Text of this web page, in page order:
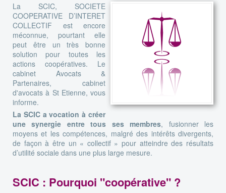
La SCIC, SOCIETE
COOPERATIVE D’INTERET
COLLECTIF est encore
méconnue, pourtant elle
peut être un très bonne
solution pour toutes les
actions coopératives. Le
cabinet Avocats &
Partenaires, cabinet
d'avocats à St Etienne, vous
informe.
La SCIC a vocation à créer
une synergie entre tous ses membres, fusionner les
moyens et les compétences, malgré des intérêts divergents,
de façon à être un « collectif » pour atteindre des résultats
d’utilité sociale dans une plus large mesure.
SCIC : Pourquoi "coopérative" ?